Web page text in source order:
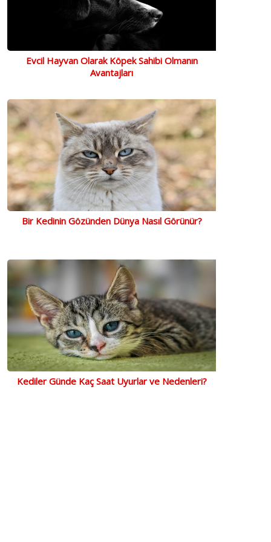
Evcil Hayvan Olarak Köpek Sahibi Olmanın
Avantajları
Bir Kedinin Gözünden Dünya Nasıl Görünür?
Kediler Günde Kaç Saat Uyurlar ve Nedenleri?